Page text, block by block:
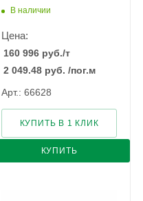
В наличии
Цена:
160 996 руб./т
2 049.48 руб. /пог.м
Арт.: 66628
КУПИТЬ
КУПИТЬ В 1 КЛИК